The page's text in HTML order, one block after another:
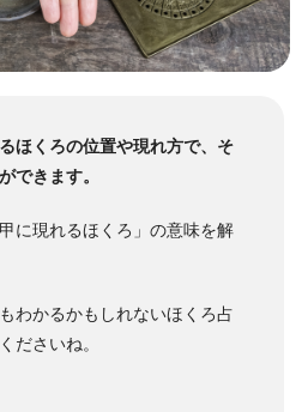
ほくろの位置や現れ方で、そ
できます。
に現れるほくろ」の意味を解
わかるかもしれないほくろ占
ださいね。